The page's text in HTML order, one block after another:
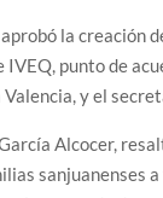
la creación
punto de
Valencia, y el
Alcocer,
sanjuanenses